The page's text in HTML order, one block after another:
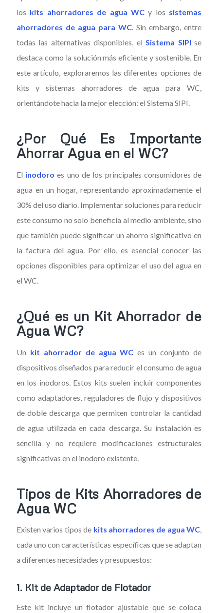
los kits ahorradores de agua WCy los sistemas
ahorradores de agua para WC. Sin embargo, entre
todas las alternativas disponibles, elSistema SIPI se
destaca como la solución más eficiente y sostenible. En
este artículo, exploraremos las diferentes opciones de
kits y sistemas ahorradores de agua para WC,
orientándote hacia la mejor elección: el Sistema SIPI.
¿Por Qué Es Importante
Ahorrar Agua en el WC?
El inodoro es uno de los principales consumidores de
agua en un hogar, representando aproximadamente el
30% del uso diario. Implementar soluciones para reducir
este consumo no solo beneficia al medio ambiente, sino
que también puede significar un ahorro significativo en
la factura del agua. Por ello, es esencial conocer las
opciones disponibles para optimizar el uso del agua en
el WC.
¿Qué es un Kit Ahorrador de
Agua WC?
Un kit ahorrador de agua WC es un conjunto de
dispositivos diseñados para reducir el consumo de agua
en los inodoros. Estos kits suelen incluir componentes
como adaptadores, reguladores de flujo y dispositivos
de doble descarga que permiten controlar la cantidad
de agua utilizada en cada descarga. Su instalación es
sencilla y no requiere modificaciones estructurales
significativas en el inodoro existente.
Tipos de Kits Ahorradores de
Agua WC
Existen varios tipos de kits ahorradores de agua WC,
cada uno con características específicas que se adaptan
a diferentes necesidades y presupuestos:
1. Kit de Adaptador de Flotador
Este kit incluye un flotador ajustable que se coloca